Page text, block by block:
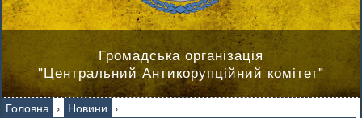
Громадська організація
"Центральний Антикорупційний комітет"
Головна › Новини ›